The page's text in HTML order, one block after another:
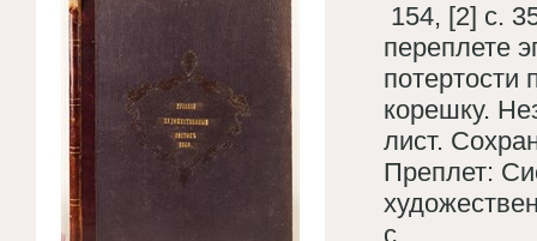
154, [2] с.
переплете
корешку.
лист.
Преплет:
с.